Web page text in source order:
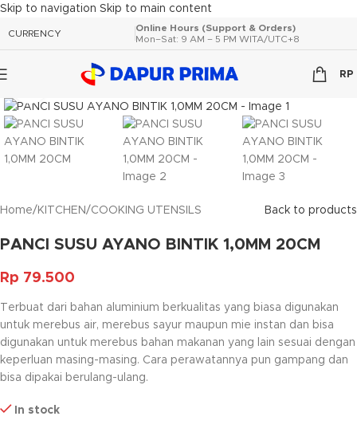
Skip to navigation Skip to main content
CURRENCY
Online Hours (Support & Orders)
Mon–Sat: 9 AM – 5 PM WITA/UTC+8
RP
Click to enlarge
Home/ KITCHEN/COOKING UTENSILS Back to products
PANCI SUSU AYANO BINTIK 1,0MM 20CM
Rp 79.500
Terbuat dari bahan aluminium berkualitas yang biasa digunakan
untuk merebus air, merebus sayur maupun mie instan dan bisa
digunakan untuk merebus bahan makanan yang lain sesuai dengan
keperluan masing-masing. Cara perawatannya pun gampang dan
bisa dipakai berulang-ulang.
In stock